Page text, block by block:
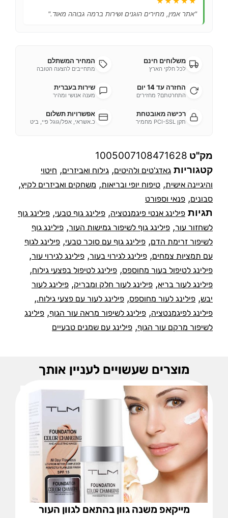
"אתר אמין, מחירים הוגנים ושירות ברמה גבוהה מאוד."
משלוחים חינם
לכל חלקי הארץ
המחיר המשתלם
מתחייבים להצעה הטובה
החזרה עד 14 יום
התחרטתם? מחזירים
שירות בעברית
מענה אנושי ומהיר
רכישה מאובטחת
תקן PCI-SSL מחמיר
אפשרויות תשלום
כ.אשראי, אפל/גוגל פיי, ביט
מק"ט 1005007108471628
קטגוריות גאדג'טים ולהיטים, גילוח ואביזרים, חיטוי
והיגיינה אישית, טיפוח יופי ובריאות, משחקים ואביזרים לקיץ,
סבונים, פנאי וספורט
תגיות פילינג אנטי פיגמנטציה, פילינג גוף טבעי, פילינג גוף
לשחזור עור, פילינג גוף לשיפור גמישות העור, פילינג גוף
לשיפור זרימת הדם, פילינג גוף עם סוכר טבעי, פילינג לגוף
עם תמציות צמחים, פילינג לגירוי בעור, פילינג לגירוי עור,
פילינג לטיפול בעור מחוספס, פילינג לטיפול בפצעי גילוח,
פילינג לעור בריא, פילינג לעור חלק ומבריק, פילינג לעור
יבש, פילינג לעור מחוספס, פילינג לעור עם פצעי גילוח.,
פילינג לפיגמנטציה, פילינג לשיפור מראה עור הגוף, פילינג
לשיפור מרקם עור הגוף, פילינג עם שמנים טבעיים
מוצרים שעשויים לעניין אותך
מייקאפ משנה גוון בהתאם לגוון העור